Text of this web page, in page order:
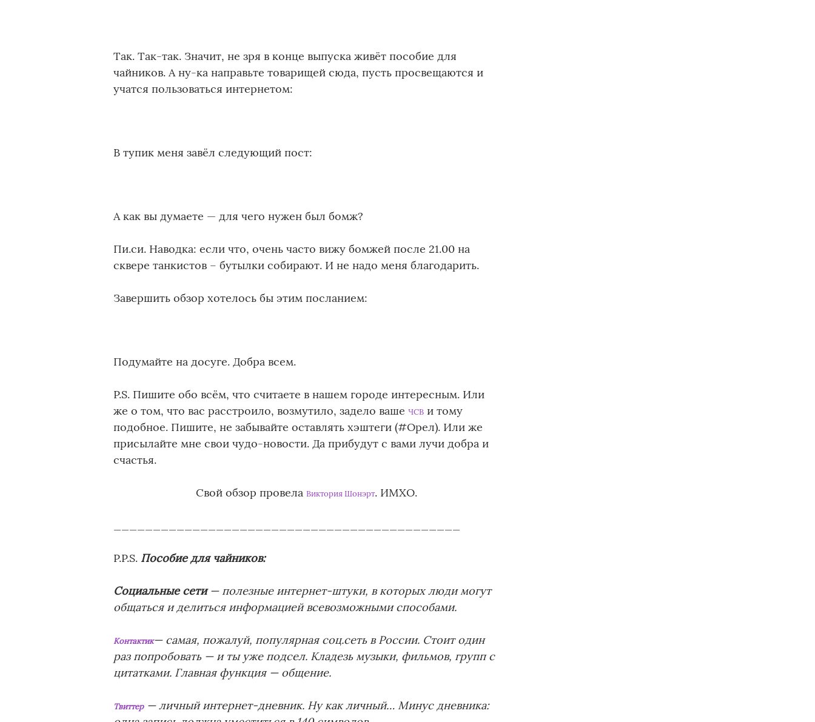
Так. Так-так. Значит, не зря в конце выпуска живёт пособие для
чайников. А ну-ка направьте товарищей сюда, пусть просвещаются и
учатся пользоваться интернетом:
В тупик меня завёл следующий пост:
А как вы думаете — для чего нужен был бомж?
Пи.си. Наводка: если что, очень часто вижу бомжей после 21.00 на
сквере танкистов – бутылки собирают. И не надо меня благодарить.
Завершить обзор хотелось бы этим посланием:
Подумайте на досуге. Добра всем.
P.S. Пишите обо всём, что считаете в нашем городе интересным. Или
же о том, что вас расстроило, возмутило, задело ваше ЧСВ и тому
подобное. Пишите, не забывайте оставлять хэштеги (#Орел). Или же
присылайте мне свои чудо-новости. Да прибудут с вами лучи добра и
счастья.
Свой обзор провела Виктория Шонэрт. ИМХО.
P.P.S. Пособие для чайников:
Социальные сети— полезные интернет-штуки, в которых люди могут
общаться и делиться информацией всевозможными способами.
Контактик— самая, пожалуй, популярная соц.сеть в России. Стоит один
раз попробовать — и ты уже подсел. Кладезь музыки, фильмов, групп с
цитатками. Главная функция — общение.
Твиттер— личный интернет-дневник. Ну как личный… Минус дневника: